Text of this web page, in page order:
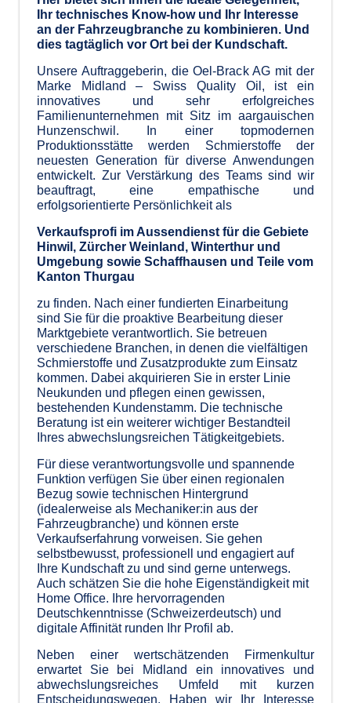
mandatsbasierten Dienstleistung profitieren KMUs,
Grossunternehmen, Organisationen, NPOs und die
öffentliche Hand unterschiedlichster Branchen.
Personelle Entscheidungen sichern wir mittels
Diagnostik und Assessments ab.
Ihr technisches Know-how und Ihr Interesse
an der Fahrzeugbranche zu kombinieren. Und
dies tagtäglich vor Ort bei der Kundschaft.
Unsere Auftraggeberin, die Oel-Brack AG mit der
Marke Midland – Swiss Quality Oil, ist ein
innovatives und sehr erfolgreiches
Familienunternehmen mit Sitz im aargauischen
Hunzenschwil. In einer topmodernen
Produktionsstätte werden Schmierstoffe der
neuesten Generation für diverse Anwendungen
entwickelt. Zur Verstärkung des Teams sind wir
beauftragt, eine empathische und
erfolgsorientierte Persönlichkeit als
Verkaufsprofi im Aussendienst für die Gebiete
Hinwil, Zürcher Weinland, Winterthur und
Umgebung sowie Schaffhausen und Teile vom
Kanton Thurgau
zu finden. Nach einer fundierten Einarbeitung
sind Sie für die proaktive Bearbeitung dieser
Marktgebiete verantwortlich. Sie betreuen
verschiedene Branchen, in denen die vielfältigen
Schmierstoffe und Zusatzprodukte zum Einsatz
kommen. Dabei akquirieren Sie in erster Linie
Neukunden und pflegen einen gewissen,
bestehenden Kundenstamm. Die technische
Beratung ist ein weiterer wichtiger Bestandteil
Ihres abwechslungsreichen Tätigkeitgebiets.
Für diese verantwortungsvolle und spannende
Funktion verfügen Sie über einen regionalen
Bezug sowie technischen Hintergrund
(idealerweise als Mechaniker:in aus der
Fahrzeugbranche) und können erste
Verkaufserfahrung vorweisen. Sie gehen
selbstbewusst, professionell und engagiert auf
Ihre Kundschaft zu und sind gerne unterwegs.
Auch schätzen Sie die hohe Eigenständigkeit mit
Home Office. Ihre hervorragenden
Deutschkenntnisse (Schweizerdeutsch) und
digitale Affinität runden Ihr Profil ab.
Neben einer wertschätzenden Firmenkultur
erwartet Sie bei Midland ein innovatives und
abwechslungsreiches Umfeld mit kurzen
Entscheidungswegen. Haben wir Ihr Interesse